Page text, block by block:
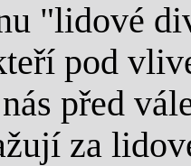
"lidové
pod
před
za